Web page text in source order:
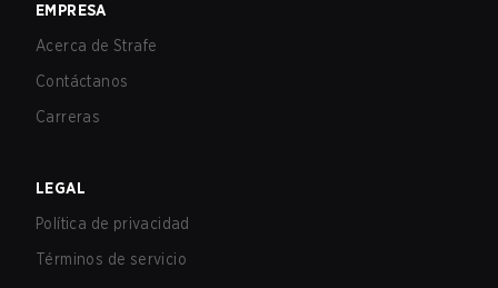
EMPRESA
Acerca de Strafe
Contáctanos
Carreras
LEGAL
Política de privacidad
Términos de servicio